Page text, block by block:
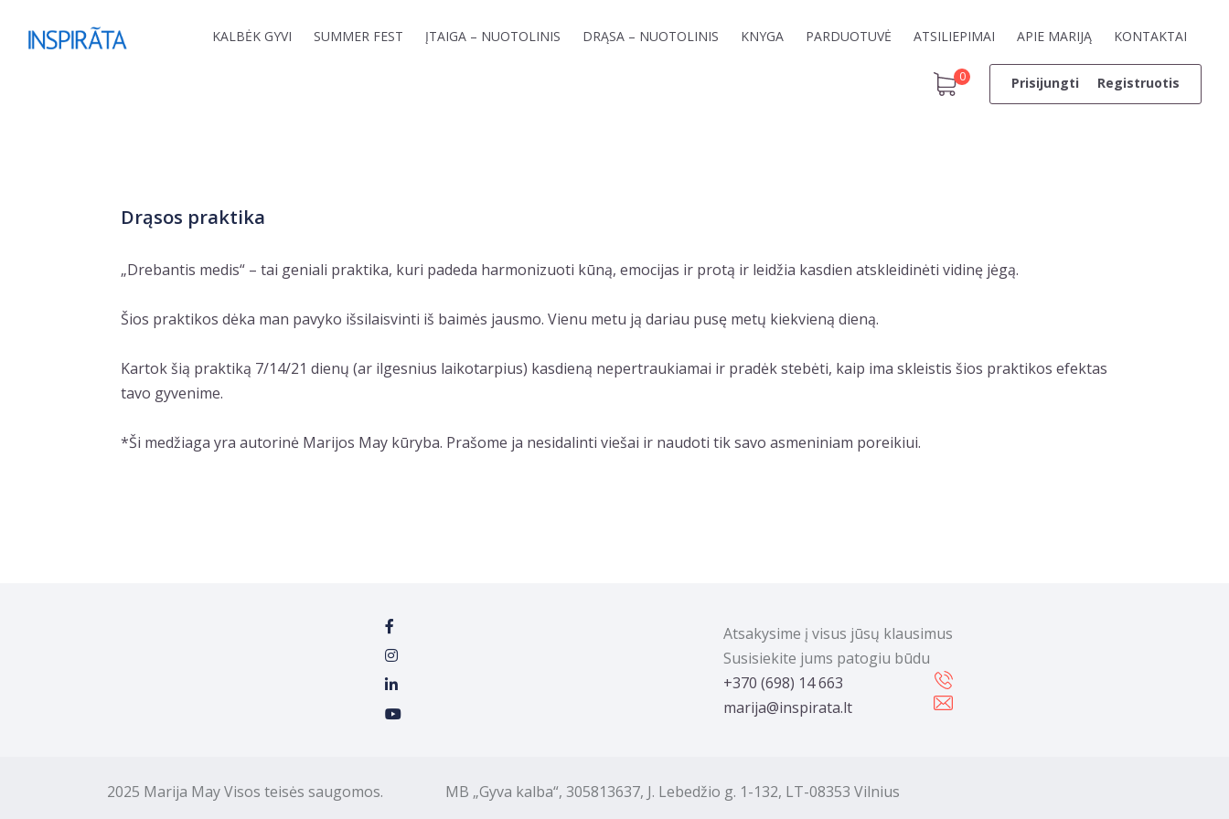
KALBĖK GYVI SUMMER FEST ĮTAIGA – NUOTOLINIS DRĄSA – NUOTOLINIS KNYGA PARDUOTUVĖ ATSILIEPIMAI APIE MARIJĄ KONTAKTAI
0 Prisijungti Registruotis
Drąsos praktika
„Drebantis medis“ – tai geniali praktika, kuri padeda harmonizuoti kūną, emocijas ir protą ir leidžia kasdien atskleidinėti vidinę jėgą.
Šios praktikos dėka man pavyko išsilaisvinti iš baimės jausmo. Vienu metu ją dariau pusę metų kiekvieną dieną.
Kartok šią praktiką 7/14/21 dienų (ar ilgesnius laikotarpius) kasdieną nepertraukiamai ir pradėk stebėti, kaip ima skleistis šios praktikos efektas
tavo gyvenime.
*Ši medžiaga yra autorinė Marijos May kūryba. Prašome ja nesidalinti viešai ir naudoti tik savo asmeniniam poreikiui.
Atsakysime į visus jūsų klausimus
Susisiekite jums patogiu būdu
‭+370 (698) 14 663
marija@inspirata.lt
2025 Marija May Visos teisės saugomos. MB „Gyva kalba“, 305813637, J. Lebedžio g. 1-132, LT-08353 Vilnius